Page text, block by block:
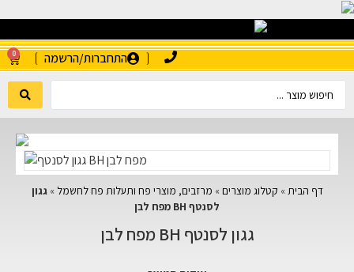
התחברות/הרשמה 0
דף הבית » קטלוג מוצרים » מרזבים, מוצרי פח ותעלות פח לחשמל »גגון
לסנטף BH מפח לבן
גגון לסנטף BH מפח לבן